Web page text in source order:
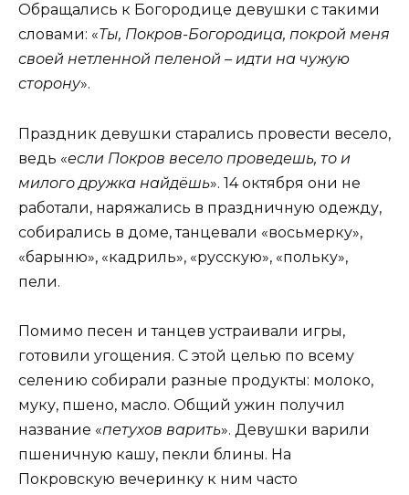
Обращались к Богородице девушки с такими
словами: «Ты, Покров-Богородица, покрой меня
своей нетленной пеленой – идти на чужую
сторону».
Праздник девушки старались провести весело,
ведь «если Покров весело проведешь, то и
милого дружка найдёшь». 14 октября они не
работали, наряжались в праздничную одежду,
собирались в доме, танцевали «восьмерку»,
«барыню», «кадриль», «русскую», «польку»,
пели.
Помимо песен и танцев устраивали игры,
готовили угощения. С этой целью по всему
селению собирали разные продукты: молоко,
муку, пшено, масло. Общий ужин получил
название «петухов варить». Девушки варили
пшеничную кашу, пекли блины. На
Покровскую вечеринку к ним часто